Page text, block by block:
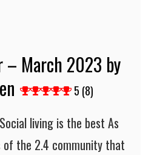
March 2023 by
5 (8)
living is the best As
of the 2.4 community that